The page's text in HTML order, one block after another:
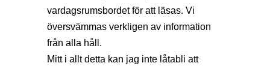
vardagsrumsbordet för att läsas. Vi
översvämmas verkligen av information
från alla håll.
Mitt i allt detta kan jag inte låtabli att